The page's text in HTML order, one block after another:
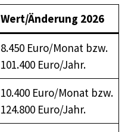
Wert/Änderung 2026
8.450 Euro/Monat bzw.
101.400 Euro/Jahr.
10.400 Euro/Monat bzw.
124.800 Euro/Jahr.